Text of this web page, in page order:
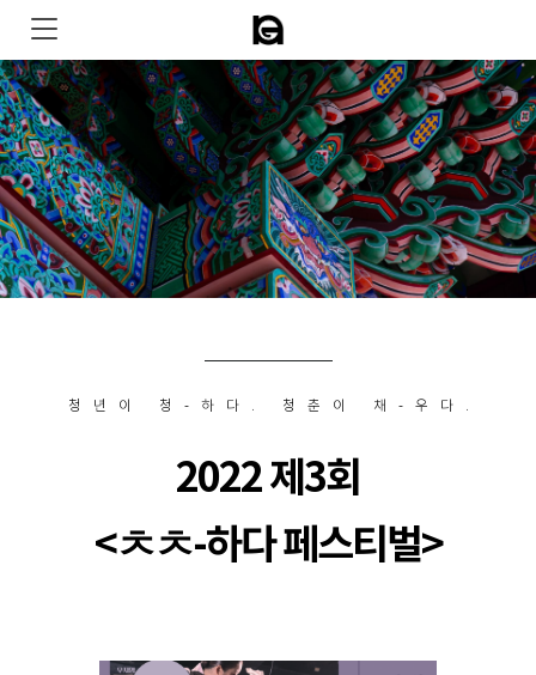
청년이 청-하다. 청춘이 채-우다.
2022 제3회
<ㅊㅊ-하다 페스티벌>